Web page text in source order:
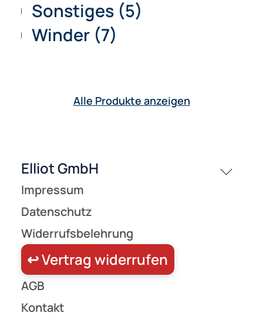
Zubehör (31)
Kleber (2)
Bars (2)
Schlaufen/Griffe/Spulen
Sonstiges (5)
Winder (7)